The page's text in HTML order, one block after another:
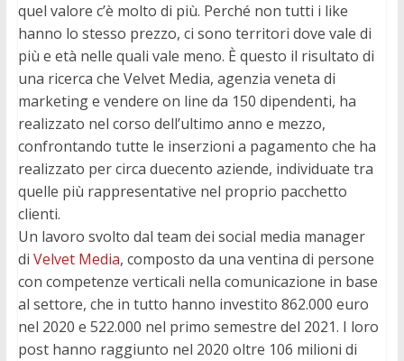
quel valore c’è molto di più. Perché non tutti i like
hanno lo stesso prezzo, ci sono territori dove vale di
più e età nelle quali vale meno. È questo il risultato di
una ricerca che Velvet Media, agenzia veneta di
marketing e vendere on line da 150 dipendenti, ha
realizzato nel corso dell’ultimo anno e mezzo,
confrontando tutte le inserzioni a pagamento che ha
realizzato per circa duecento aziende, individuate tra
quelle più rappresentative nel proprio pacchetto
clienti.
Un lavoro svolto dal team dei social media manager
di Velvet Media, composto da una ventina di persone
con competenze verticali nella comunicazione in base
al settore, che in tutto hanno investito 862.000 euro
nel 2020 e 522.000 nel primo semestre del 2021. I loro
post hanno raggiunto nel 2020 oltre 106 milioni di